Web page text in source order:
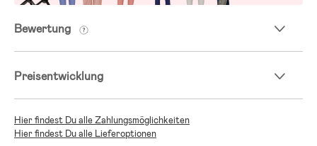
Bewertung
Preisentwicklung
Hier findest Du alle Zahlungsmöglichkeiten
Hier findest Du alle Lieferoptionen